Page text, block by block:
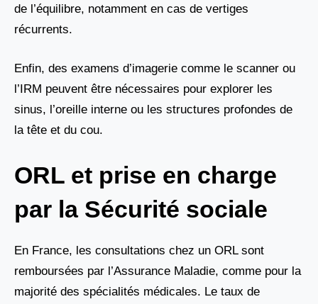
de l’équilibre, notamment en cas de vertiges
récurrents.
Enfin, des examens d’imagerie comme le scanner ou
l’IRM peuvent être nécessaires pour explorer les
sinus, l’oreille interne ou les structures profondes de
la tête et du cou.
ORL et prise en charge
par la Sécurité sociale
En France, les consultations chez un ORL sont
remboursées par l’Assurance Maladie, comme pour la
majorité des spécialités médicales. Le taux de